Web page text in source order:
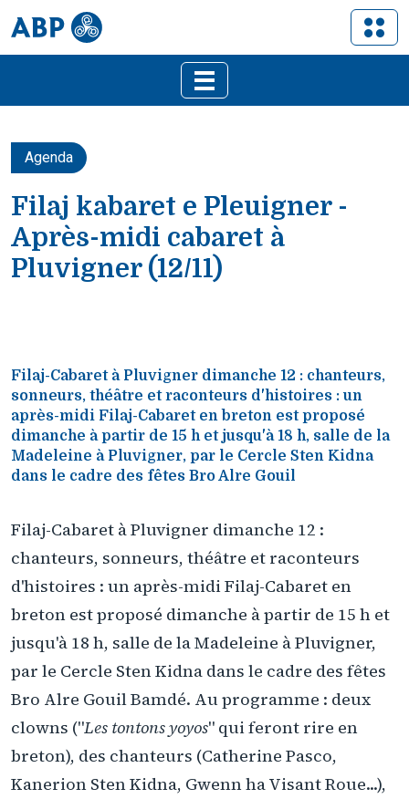
Agenda
Filaj kabaret e Pleuigner -
Après-midi cabaret à
Pluvigner (12/11)
Filaj-Cabaret à Pluvigner dimanche 12 : chanteurs,
sonneurs, théâtre et raconteurs d'histoires : un
après-midi Filaj-Cabaret en breton est proposé
dimanche à partir de 15 h et jusqu'à 18 h, salle de la
Madeleine à Pluvigner, par le Cercle Sten Kidna
dans le cadre des fêtes Bro Alre Gouil
Filaj-Cabaret à Pluvigner dimanche 12 :
chanteurs, sonneurs, théâtre et raconteurs
d'histoires : un après-midi Filaj-Cabaret en
breton est proposé dimanche à partir de 15 h et
jusqu'à 18 h, salle de la Madeleine à Pluvigner,
par le Cercle Sten Kidna dans le cadre des fêtes
Bro Alre Gouil Bamdé. Au programme : deux
clowns ("Les tontons yoyos" qui feront rire en
breton), des chanteurs (Catherine Pasco,
Kanerion Sten Kidna, Gwenn ha Visant Roue...),